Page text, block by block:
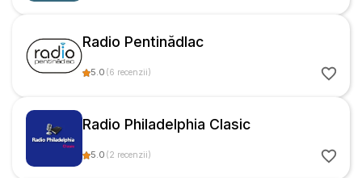
Radio Pentinădlac
5.0 (6 recenzii)
Radio Philadelphia Clasic
5.0 (2 recenzii)